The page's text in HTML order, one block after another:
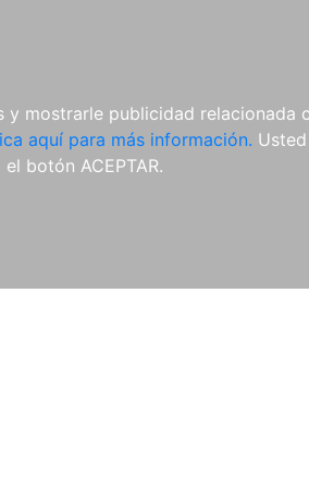
mostrarle publicidad
aquí para más información.
botón ACEPTAR.
Española de Derecho Deportivo